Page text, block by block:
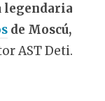
legendaria
de Moscú,
AST Deti.